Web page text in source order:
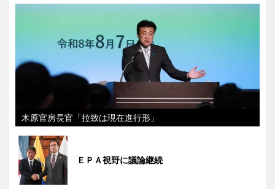
木原官房長官「拉致は現在進行形」
ＥＰＡ視野に議論継続